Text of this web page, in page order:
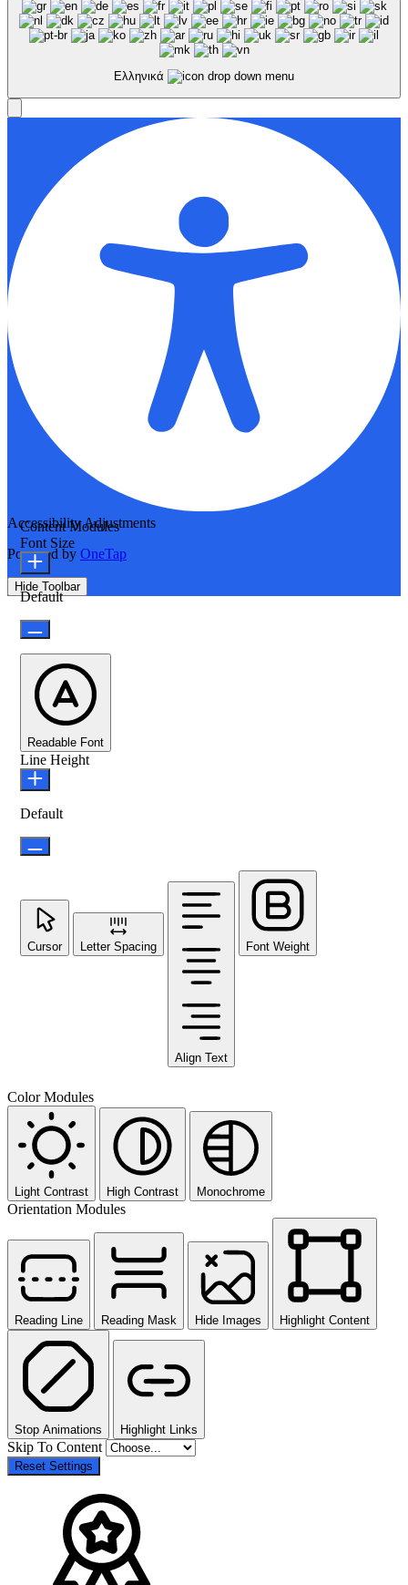
Ελληνικά
Accessibility Adjustments
Powered by OneTap
Hide Toolbar
Content Modules
Font Size
Default
Readable Font
Line Height
Default
Cursor Letter Spacing
Align Text
Font Weight
Color Modules
Light Contrast High Contrast Monochrome
Orientation Modules
Reading Line Reading Mask Hide Images Highlight Content
Stop Animations Highlight Links
Skip To Content
Reset Settings